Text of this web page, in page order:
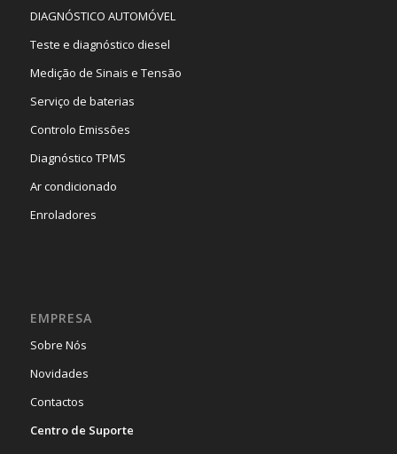
DIAGNÓSTICO AUTOMÓVEL
Teste e diagnóstico diesel
Medição de Sinais e Tensão
Serviço de baterias
Controlo Emissões
Diagnóstico TPMS
Ar condicionado
Enroladores
EMPRESA
Sobre Nós
Novidades
Contactos
Centro de Suporte